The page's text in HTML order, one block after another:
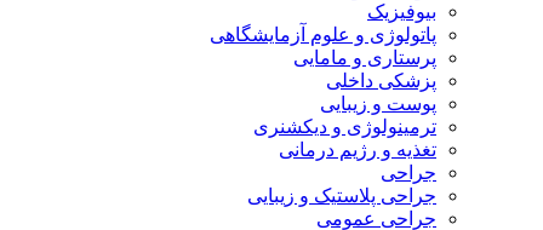
بیوفیزیک
پاتولوژی و علوم آزمایشگاهی
پرستاری و مامایی
پزشکی داخلی
پوست و زیبایی
ترمینولوژی و دیکشنری
تغذیه و رژیم درمانی
جراحی
جراحی پلاستیک و زیبایی
جراحی عمومی